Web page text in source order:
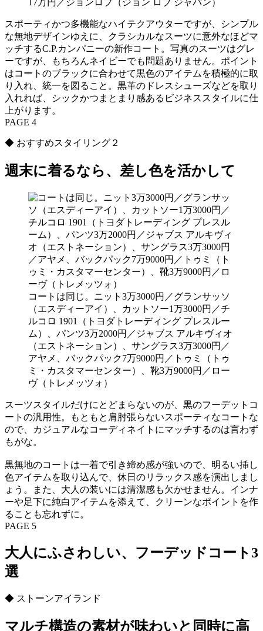
17万円／ジョンロブ（ジョン ロブ ジャパン）
スポーティかつ多機能なハイテクアウターですが、シンプル
な無地デザインゆえに、クラシカルなスーツに意外なほどマ
ッチするC.P.カンパニーの新作コート。写真のスーツはグレ
ーですが、もちろんネイビーでも問題ありません。ポイント
はコートのブラックに合わせて黒色のアイテムを積極的に取
り入れ、統一を図ること。黒革のドレスシューズなどを取り
入れれば、シックかつまとまり感あるビジネススタイルに仕
上がります。
PAGE 4
◆ おすすめスタイリング２
週末に着るなら、差し色を活かして
コートは同じ。ニット3万3000円／グランサッソ
（エスディーアイ）、カットソー1万3000円／チ
ルコロ 1901（トヨダトレーディング プレスルー
ム）、パンツ3万2000円／ジャブス アルキヴィオ
（エストネーション）、サングラス3万3000円／
アヤメ、バックパック7万9000円／トゥミ（トゥ
ミ・カスタマーセンター）、靴3万9000円／ロー
ヴ（トレメッツォ）
スーツスタイルだけにとどまらないのが、黒のフーデットコ
ートの汎用性。もともと肩肘張らないスポーティなコートな
ので、カジュアルなコーディネイトにマッチするのは言わず
もがな。
黒無地のコートは一着で引き締め感が強いので、明るい挿し
色アイテムを取り込んで、休日のリラックス感を演出しまし
ょう。また、大人の装いには清潔感も欠かせません。インナ
ーや足下に純白アイテムを添えて、クリーンなポイントを作
ることも忘れずに。
PAGE 5
大人にふさわしい、フーデッドコート3
選
◆ ストーンアイランド
マルチ構造の素材が味わいと同時に高